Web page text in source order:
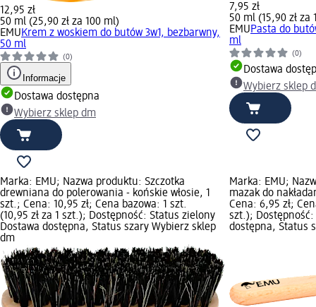
12,95 zł
50 ml (25,90 zł za 100 ml)
EMUKrem z woskiem do butów 3w1, bezbarwny,
50 ml
(0)
Informacje
Dostawa dostępna
Wybierz sklep dm
7,95 zł
50 ml (15,90 zł za
EMUPasta do
ml
(0)
Dostawa
Wybierz sklep
Marka: EMU; Nazwa produktu: Szczotka
drewniana do polerowania - końskie włosie, 1
szt.; Cena: 10,95 zł; Cena bazowa: 1 szt.
(10,95 zł za 1 szt.); Dostępność: Status zielony
Dostawa dostępna, Status szary Wybierz sklep
dm
Marka: EMU;
mazak do
Cena: 6,95 zł;
szt.);
dostępna, Status